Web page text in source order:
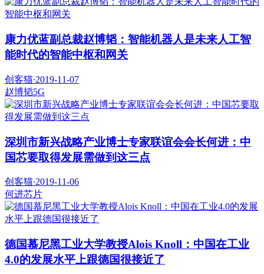
康力优蓝副总裁赵博韬：智能机器人是未来人工智
能时代的智能中枢和网关
创客猫·2019-11-07
赵博韬5G
深圳市新兴战略产业博士专家联谊会会长何进：中
国芯要取得发展需做到这三点
创客猫·2019-11-06
何进芯片
德国慕尼黑工业大学教授Alois Knoll：中国在工业
4.0的发展水平上跟德国很接近了